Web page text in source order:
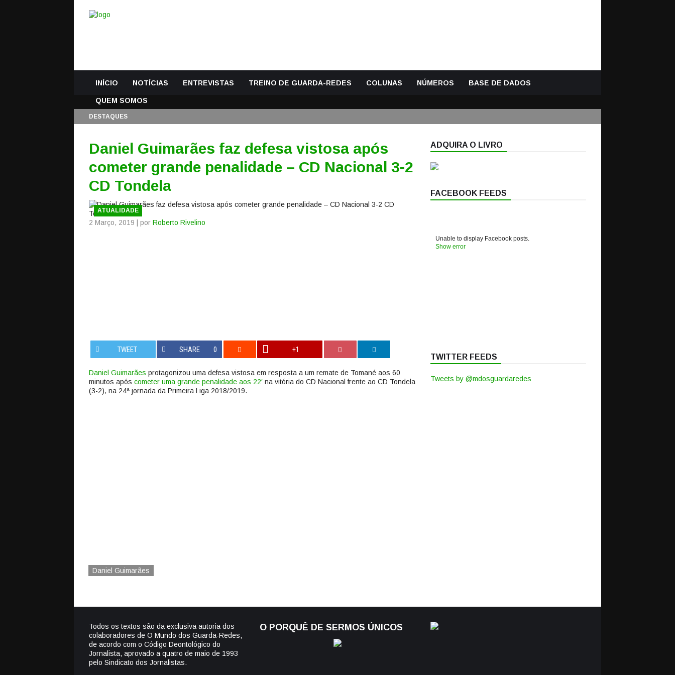
INÍCIO NOTÍCIAS ENTREVISTAS TREINO DE GUARDA-REDES COLUNAS NÚMEROS BASE DE DADOS
QUEM SOMOS
DESTAQUES
Daniel Guimarães faz defesa vistosa após
cometer grande penalidade – CD Nacional 3-2
CD Tondela
2 Março, 2019 | por Roberto Rivelino
ATUALIDADE
TWEET SHARE 0 +1
Daniel Guimarães protagonizou uma defesa vistosa em resposta a um remate de Tomané aos 60
minutos após cometer uma grande penalidade aos 22′ na vitória do CD Nacional frente ao CD Tondela
(3-2), na 24ª jornada da Primeira Liga 2018/2019.
Daniel Guimarães
ADQUIRA O LIVRO
FACEBOOK FEEDS
Unable to display Facebook posts.
Show error
TWITTER FEEDS
Tweets by @mdosguardaredes
Todos os textos são da exclusiva autoria dos
colaboradores de O Mundo dos Guarda-Redes,
de acordo com o Código Deontológico do
Jornalista, aprovado a quatro de maio de 1993
pelo Sindicato dos Jornalistas.
O PORQUÊ DE SERMOS ÚNICOS